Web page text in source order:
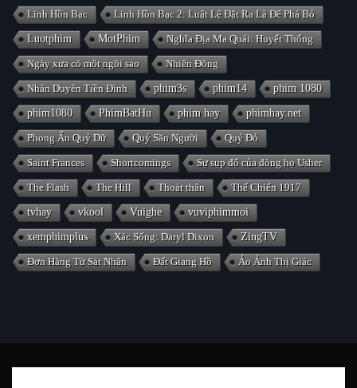
Linh Hồn Bạc Linh Hồn Bạc 2: Luật Lệ Đặt Ra Là Để Phá Bỏ
Luotphim MotPhim Nghĩa Địa Ma Quái: Huyết Thống
Ngày xưa có một ngôi sao Nhiên Đông
Nhân Duyên Tiền Đình phim3s phim14 phim 1080
phim1080 PhimBatHu phim hay phimhay.net
Phong Ấn Quỷ Dữ Quỷ Săn Người Quỷ Đỏ
Saint Frances Shortcomings Sự sụp đổ của dòng họ Usher
The Flash The Hill Thoát thân Thế Chiến 1917
tvhay vkool Vuighe vuviphimmoi
xemphimplus Xác Sống: Daryl Dixon ZingTV
Đơn Hàng Từ Sát Nhân Đất Giang Hồ Ảo Ảnh Thị Giác